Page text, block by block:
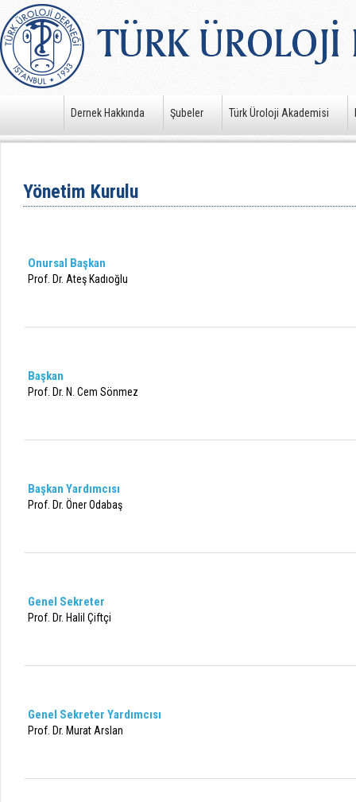
Dernek Hakkında Şubeler Türk Üroloji Akademisi
Yönetim Kurulu
Onursal Başkan
Prof. Dr. Ateş Kadıoğlu
Başkan
Prof. Dr. N. Cem Sönmez
Başkan Yardımcısı
Prof. Dr. Öner Odabaş
Genel Sekreter
Prof. Dr. Halil Çiftçi
Genel Sekreter Yardımcısı
Prof. Dr. Murat Arslan